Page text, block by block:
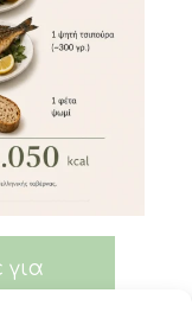
για